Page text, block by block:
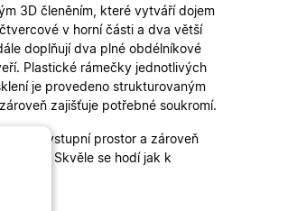
3D členěním, které vytváří dojem
v horní části a dva větší
doplňují dva plné obdélníkové
Plastické rámečky jednotlivých
je provedeno strukturovaným
zajišťuje potřebné soukromí.
vstupní prostor a zároveň
Skvěle se hodí jak k